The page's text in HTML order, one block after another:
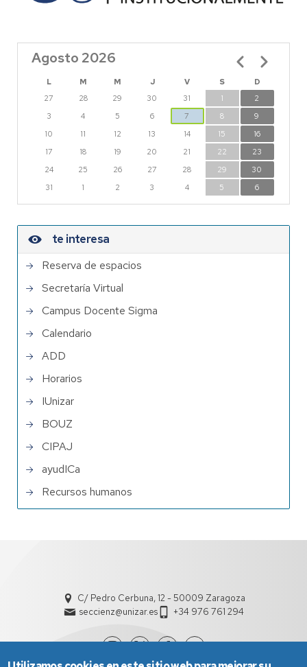
Agosto 2026
L M M J V S
D
27
28 29 30 31 1
2
3
4 5 6 7 8
9
10
11 12 13 14 15
16
17
18 19 20 21 22
23
24
25 26 27 28 29
30
31
1 2 3 4 5 6
Paginación
te interesa
Reserva de espacios
Secretaría Virtual
Campus Docente Sigma
Calendario
ADD
Horarios
IUnizar
BOUZ
CIPAJ
ayudICa
Recursos humanos
C/ Pedro Cerbuna, 12 - 50009 Zaragoza
seccienz@unizar.es
+34 976 761 294